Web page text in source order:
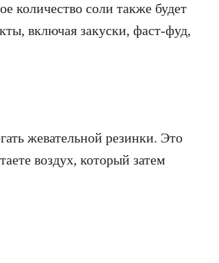
количество соли также будет
включая закуски, фаст-фуд,
жевательной резинки. Это
воздух, который затем